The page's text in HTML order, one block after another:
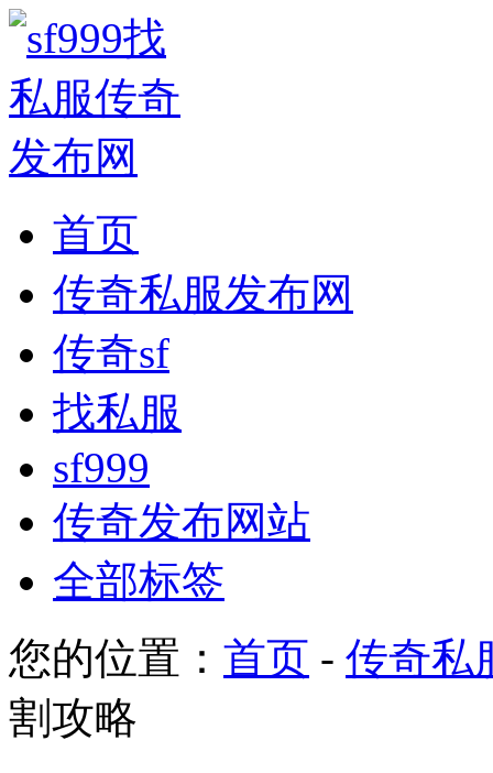
首页
传奇私服发布网
传奇sf
找私服
sf999
传奇发布网站
全部标签
您的位置： 首页 - 传奇私
割攻略